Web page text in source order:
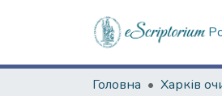
Головна Харків